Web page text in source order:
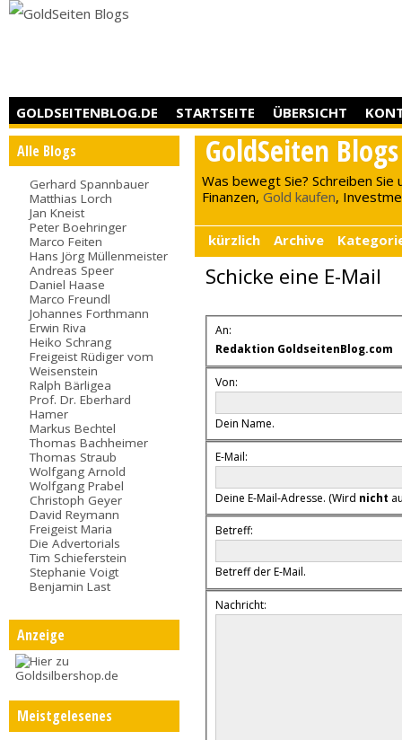
GOLDSEITENBLOG.DE STARTSEITE ÜBERSICHT
Alle Blogs
Gerhard Spannbauer
Matthias Lorch
Jan Kneist
Peter Boehringer
Marco Feiten
Hans Jörg Müllenmeister
Andreas Speer
Daniel Haase
Marco Freundl
Johannes Forthmann
Erwin Riva
Heiko Schrang
Freigeist Rüdiger vom
Weisenstein
Ralph Bärligea
Prof. Dr. Eberhard
Hamer
Markus Bechtel
Thomas Bachheimer
Thomas Straub
Wolfgang Arnold
Wolfgang Prabel
Christoph Geyer
David Reymann
Freigeist Maria
Die Advertorials
Tim Schieferstein
Stephanie Voigt
Benjamin Last
Anzeige
Meistgelesenes
GoldSeiten Blogs
Was bewegt Sie? Schreiben Sie
Finanzen,Gold kaufen,
kürzlich Archive
Schicke eine E-Mail
An:
Redaktion GoldseitenBlog.com
Von:
Dein Name.
E-Mail:
Deine E-Mail-Adresse. (Wird nicht
Betreff:
Betreff der E-Mail.
Nachricht: